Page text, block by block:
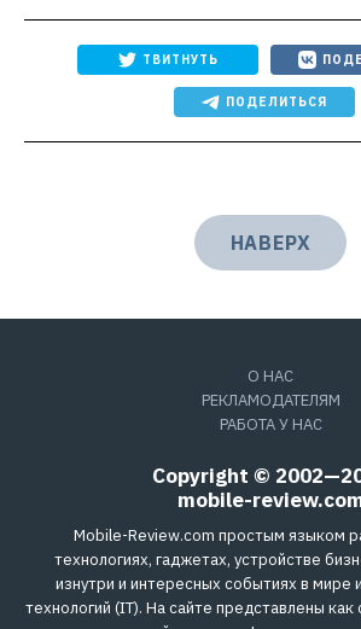
ТВИТНУТЬ
ПОДЕЛИТЬСЯ
НАВЕРХ
О НАС
РЕКЛАМОДАТЕЛЯМ
РАБОТА У НАС
Copyright ©
mobile-
Mobile-Review.com простым языком
технологиях, гаджетах, устройстве
изнутри и интересных событиях в
технологий (IT). На сайте представлены как